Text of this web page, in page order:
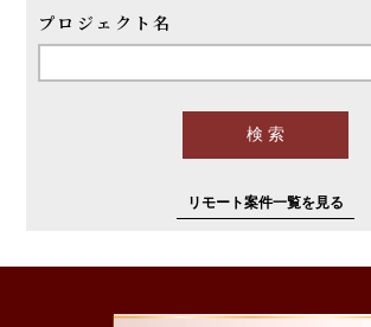
プロジェクト名
リモート案件一覧を見る